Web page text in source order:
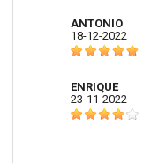
ANTONIO
18-12-2022
ENRIQUE
23-11-2022